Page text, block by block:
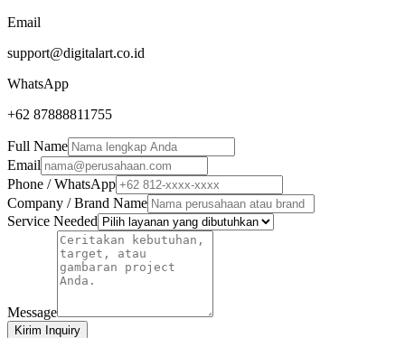
Email
support@digitalart.co.id
WhatsApp
+62 87888811755
Full Name
Email
Phone / WhatsApp
Company / Brand Name
Service Needed
Message
Kirim Inquiry